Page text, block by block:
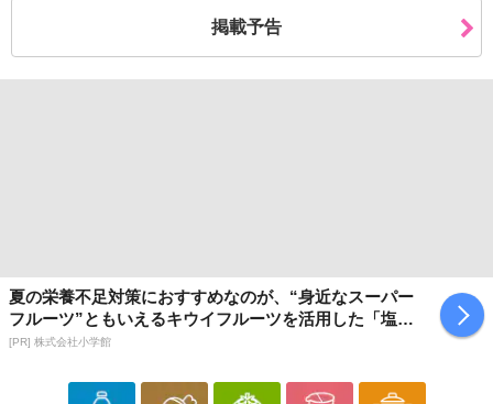
掲載予告
夏の栄養不足対策におすすめなのが、“身近なスーパー
フルーツ”ともいえるキウイフルーツを活用した「塩キ
ウイ」
[PR] 株式会社小学館